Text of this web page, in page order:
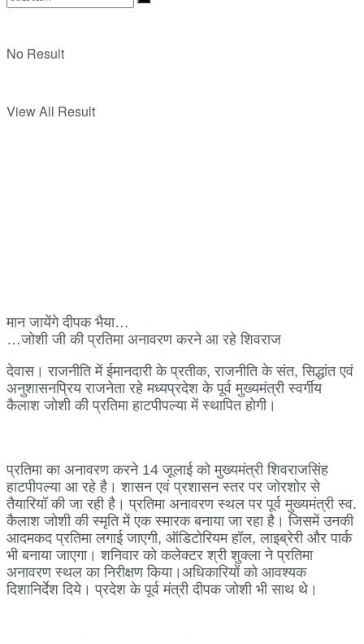
No Result
View All Result
मान जायेंगे दीपक भैया…
…जोशी जी की प्रतिमा अनावरण करने आ रहे शिवराज
देवास। राजनीति में ईमानदारी के प्रतीक, राजनीति के संत, सिद्धांत एवं
अनुशासनप्रिय राजनेता रहे मध्यप्रदेश के पूर्व मुख्यमंत्री स्वर्गीय
कैलाश जोशी की प्रतिमा हाटपीपल्या में स्थापित होगी।
प्रतिमा का अनावरण करने 14 जूलाई को मुख्यमंत्री शिवराजसिंह
हाटपीपल्या आ रहे है। शासन एवं प्रशासन स्तर पर जोरशोर से
तैयारियॉ की जा रही है। प्रतिमा अनावरण स्थल पर पूर्व मुख्यमंत्री स्व.
कैलाश जोशी की स्मृति में एक स्मारक बनाया जा रहा है। जिसमें उनकी
आदमकद प्रतिमा लगाई जाएगी, ऑडिटोरियम हॉल, लाइब्रेरी और पार्क
भी बनाया जाएगा। शनिवार को कलेक्टर श्री शुक्ला ने प्रतिमा
अनावरण स्थल का निरीक्षण किया।अधिकारियों को आवश्यक
दिशानिर्देश दिये। प्रदेश के पूर्व मंत्री दीपक जोशी भी साथ थे।